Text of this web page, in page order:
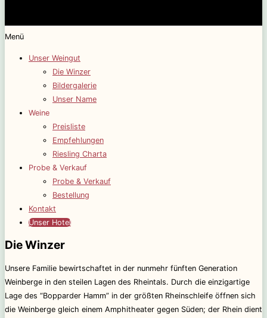
Menü
Unser Weingut
Die Winzer
Bildergalerie
Unser Name
Weine
Preisliste
Empfehlungen
Riesling Charta
Probe & Verkauf
Probe & Verkauf
Bestellung
Kontakt
Unser Hotel
Die Winzer
Unsere Familie bewirtschaftet in der nunmehr fünften Generation
Weinberge in den steilen Lagen des Rheintals. Durch die einzigartige
Lage des “Bopparder Hamm” in der größten Rheinschleife öffnen sich
die Weinberge gleich einem Amphitheater gegen Süden; der Rhein dient